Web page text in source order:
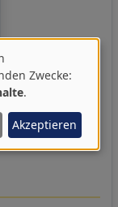
Zwecke:
.
Akzeptieren